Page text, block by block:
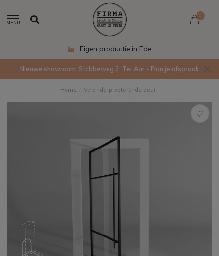
MENU
0
Eigen productie in Ede
Nieuwe showroom: Stobbeweg 2, Ter Aar - Plan je afspraak
Home Veranda pivoterende deur